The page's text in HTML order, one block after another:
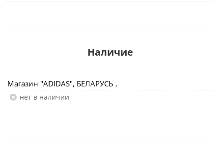
Наличие
Магазин "ADIDAS", БЕЛАРУСЬ ,
Нет в наличии